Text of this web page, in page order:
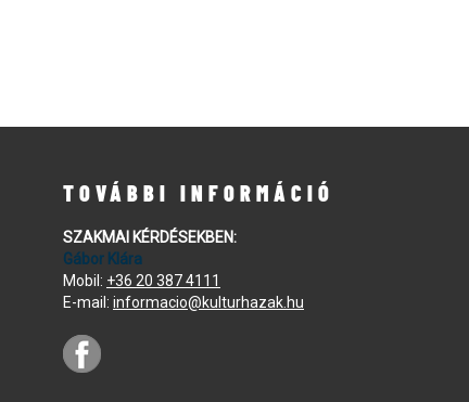
TOVÁBBI INFORMÁCIÓ
SZAKMAI KÉRDÉSEKBEN:
Gábor Klára
Mobil: +36 20 387 4111
E-mail: informacio@kulturhazak.hu